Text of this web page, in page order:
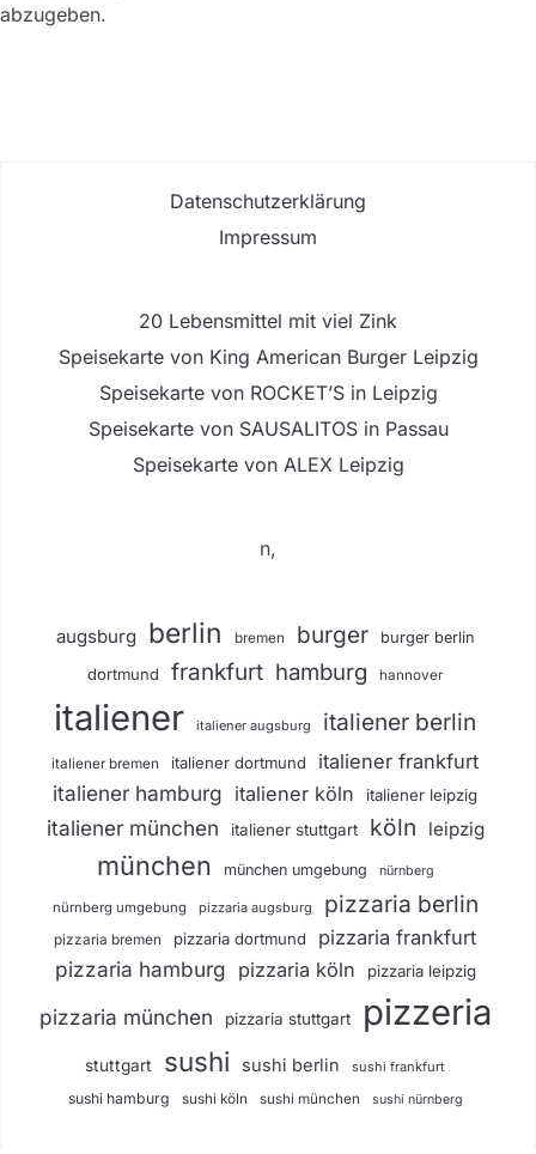
abzugeben.
Datenschutzerklärung
Impressum
20 Lebensmittel mit viel Zink
Speisekarte von King American Burger Leipzig
Speisekarte von ROCKET’S in Leipzig
Speisekarte von SAUSALITOS in Passau
Speisekarte von ALEX Leipzig
n,
augsburg berlin bremen burger burger berlin
dortmund frankfurt hamburg hannover
italiener italiener augsburg italiener berlin
italiener bremen italiener dortmund italiener frankfurt
italiener hamburg italiener köln italiener leipzig
italiener münchen italiener stuttgart köln leipzig
münchen münchen umgebung nürnberg
nürnberg umgebung pizzaria augsburg pizzaria berlin
pizzaria bremen pizzaria dortmund pizzaria frankfurt
pizzaria hamburg pizzaria köln pizzaria leipzig
pizzaria münchen pizzaria stuttgart pizzeria
stuttgart sushi sushi berlin sushi frankfurt
sushi hamburg sushi köln sushi münchen sushi nürnberg